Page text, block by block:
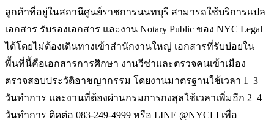
ลูกค้าที่อยู่ในสถานีศูนย์ราชการนนทบุรี สามารถใช้บริการแปล
เอกสาร รับรองเอกสาร และงาน Notary Public ของ NYC Legal
ได้โดยไม่ต้องเดินทางเข้าสำนักงานใหญ่ เอกสารที่รับบ่อยใน
พื้นที่นี้คือเอกสารการศึกษา งานวีซ่าและตรวจคนเข้าเมือง
ตรวจสอบประวัติอาชญากรรม โดยงานมาตรฐานใช้เวลา 1–3
วันทำการ และงานที่ต้องผ่านกรมการกงสุลใช้เวลาเพิ่มอีก 2–4
วันทำการ ติดต่อ 083-249-4999 หรือ LINE @NYCLI เพื่อ